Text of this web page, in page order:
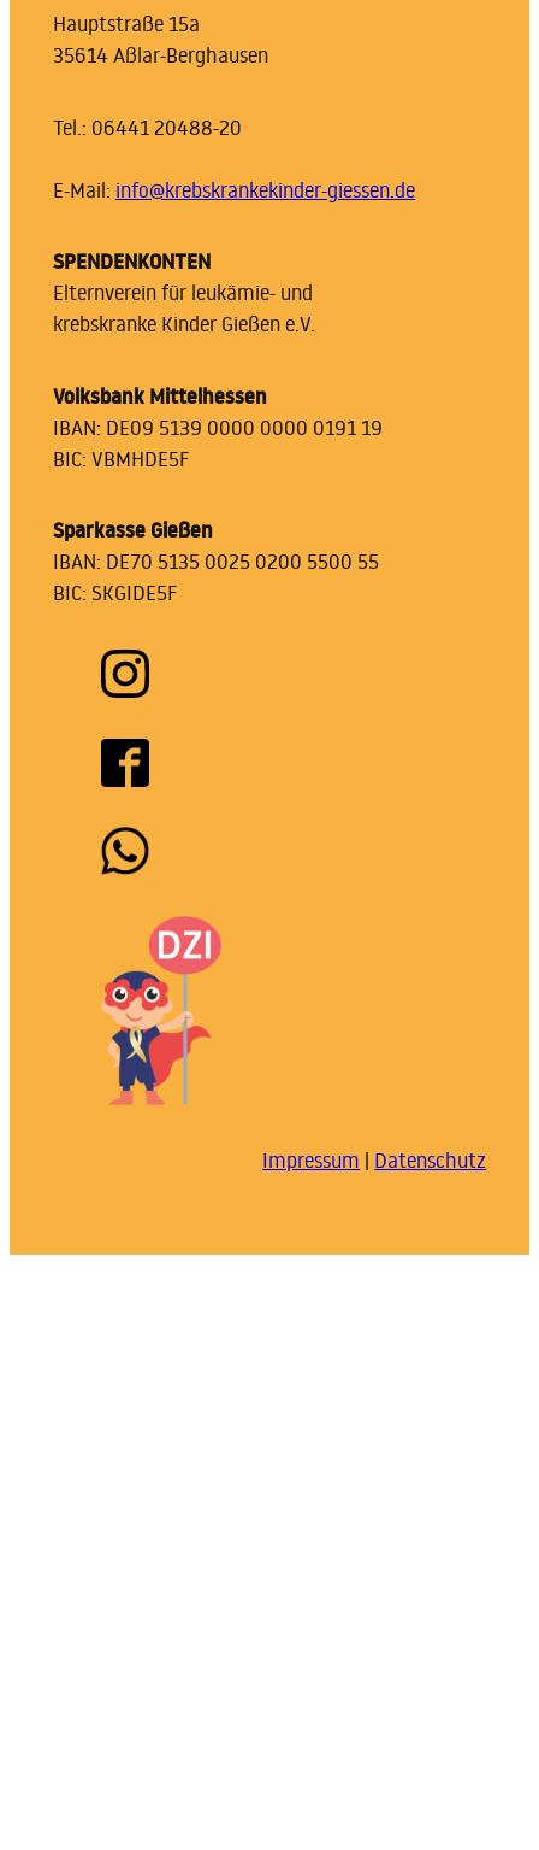
Hauptstraße 15a
35614 Aßlar-Berghausen
Tel.: 06441 20488-20
E-Mail: info@krebskrankekinder-giessen.de
SPENDENKONTEN
Elternverein für leukämie- und
krebskranke Kinder Gießen e.V.
Volksbank Mittelhessen
IBAN: DE09 5139 0000 0000 0191 19
BIC: VBMHDE5F
Sparkasse Gießen
IBAN: DE70 5135 0025 0200 5500 55
BIC: SKGIDE5F
Impressum | Datenschutz